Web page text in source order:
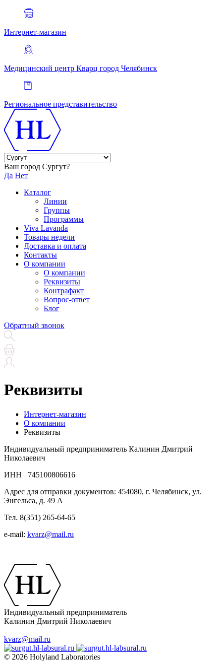
Интернет-магазин
Медицинский центр Кварц город Челябинск
Региональное представительство
Ваш город Сургут?
Да Нет
Каталог
Линии
Группы
Программы
Viva Lavanda
Товары недели
Доставка и оплата
Контакты
О компании
О компании
Реквизиты
Контрафакт
Вопрос-ответ
Блог
Обратный звонок
Реквизиты
Интернет-магазин
О компании
Реквизиты
Индивидуальный предприниматель Калинин Дмитрий
Николаевич
ИНН 745100806616
Адрес для отправки документов: 454080, г. Челябинск, ул.
Энгельса, д. 49 А
Тел. 8(351) 265-64-65
e-mail: kvarz@mail.ru
Индивидуальный предприниматель
Калинин Дмитрий Николаевич
kvarz@mail.ru
© 2026 Holyland Laboratories